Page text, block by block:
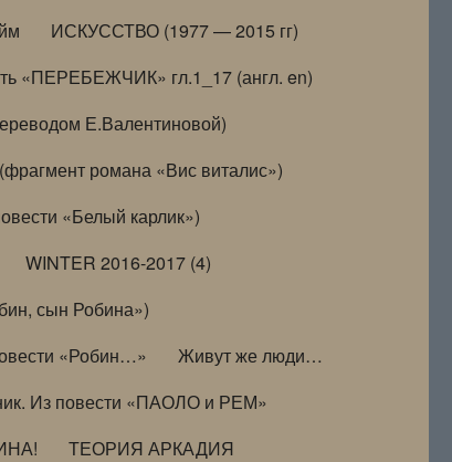
ИСКУССТВО (1977 — 2015 гг)
«ПЕРЕБЕЖЧИК» гл.1_17 (англ. en)
Е.Валентиновой)
романа «Вис виталис»)
«Белый карлик»)
WINTER 2016-2017 (4)
сын Робина»)
«Робин…»
Живут же люди…
Из повести «ПАОЛО и РЕМ»
ТЕОРИЯ АРКАДИЯ